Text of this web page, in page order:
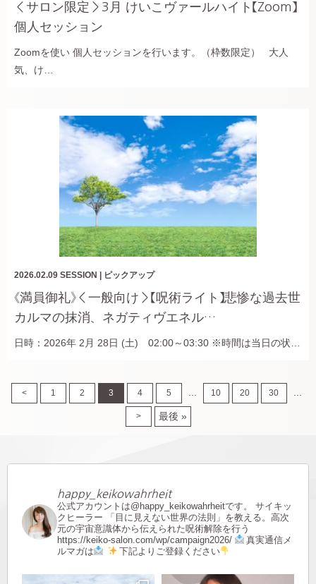
＜サロン限定＞3月 けいこヴァールハイト【Zoom】
個人セッション
Zoomを使い 個人セッションを行います。（枠数限定） 大人
気、け…
2026.02.09 SESSION ピックアップ
《満員御礼》＜一般向け＞【呪術ライト】悲惨な過去世
カルマの抹消、ネガティヴエネル…
日時：2026年 2月 28日 (土) 02:00～03:30 ※時間は当日の状…
< 1 2 3 4 5 10 20 30
> 最後 »
happy_keikowahrheit
公式アカウントは@happy_keikowahrheitです。
サイキッ
クヒーラー 「目に見えない世界の法則」を教える。高次
元の宇宙意識体から伝えられた呪術解除を行う
https://keiko-salon.com/wp/campaign2026/
真実通信メ
ルマガは
下記よりご登録ください